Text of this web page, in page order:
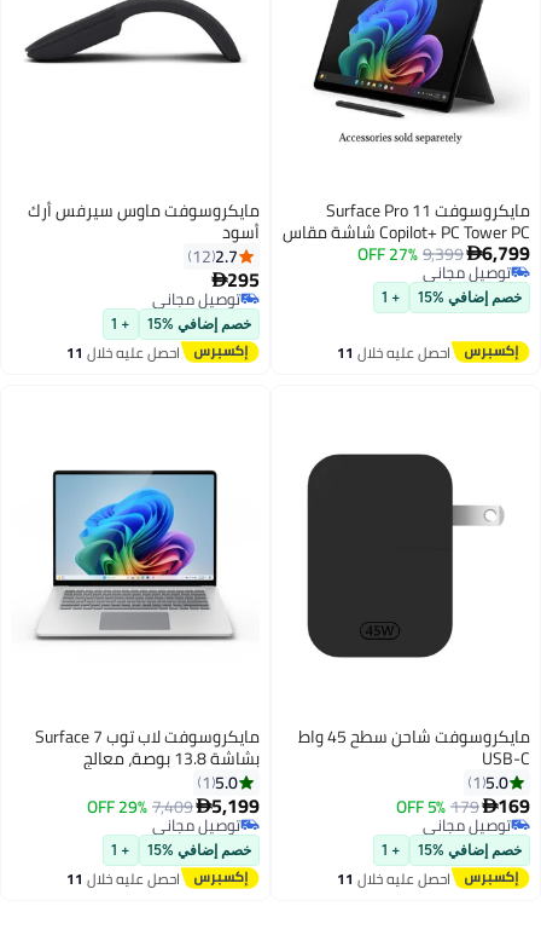
مايكروسوفت Surface Pro 11
Copilot+ PC Tower PC شاشة مقاس
13 بوصة، معالج Qualcomm
Snapdragon X Elite/ذاكرة وصول
عشوائي 16 جيجابايت/محرك أقراص
SSD سعة 1 تيرابايت/رسومات
Qualcomm Adreno/نظام التشغيل
Windows 11
6,799
9,399
27% OFF
توصيل مجاني
توصيل مجاني
خصم إضافي %15 + 1
احصل عليه خلال 11
مايكروسوفت ماوس سيرفس أرك
أسود
2.7
12
295
توصيل مجاني
توصيل مجاني
خصم إضافي %15 + 1
احصل عليه خلال 11
مايكروسوفت شاحن سطح 45 واط
USB-C
5.0
1
169
179
5% OFF
توصيل مجاني
توصيل مجاني
خصم إضافي %15 + 1
احصل عليه خلال 11
مايكروسوفت لاب توب Surface 7
بشاشة 13.8 بوصة، معالج
Snapdragon X Elite، ذاكرة وصول
عشوائي (رام) سعة 16 جيجابايت،
قرص اس اس دي سعة 256
جيجابايت، بطاقة رسومات مدمجة،
نظام التشغيل ويندوز11 (الإصدار
البلاتيني) باللغة الإنجليزية/العربية
5.0
1
5,199
7,409
29% OFF
توصيل مجاني
توصيل مجاني
خصم إضافي %15 + 1
احصل عليه خلال 11